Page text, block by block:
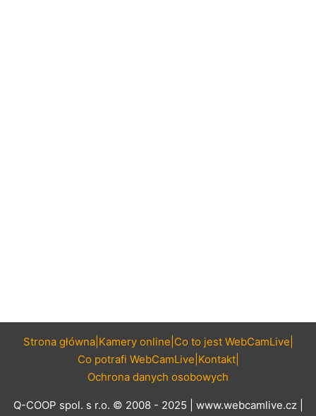
Strona główna Kamery online Co to jest WebCamLive
Co potrafi WebCamLive Kontakt
Ochrona danych osobowych
Q-COOP spol. s r.o. © 2008 - 2025 | www.webcamlive.cz|